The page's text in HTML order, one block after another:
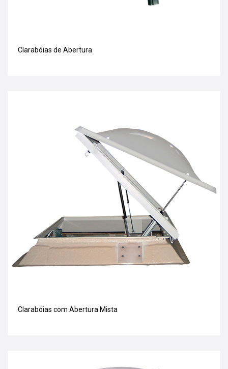
Clarabóias de Abertura
Clarabóias com Abertura Mista